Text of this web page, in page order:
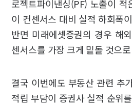
로젝트파이낸싱(PF) 노출이 적
이 컨센서스 대비 실적 하회폭
반면 미래에셋증권의 경우 해
센서스를 가장 크게 밑돌 것으
결국 이번에도 부동산 관련 추
적립 부담이 증권사 실적 순위